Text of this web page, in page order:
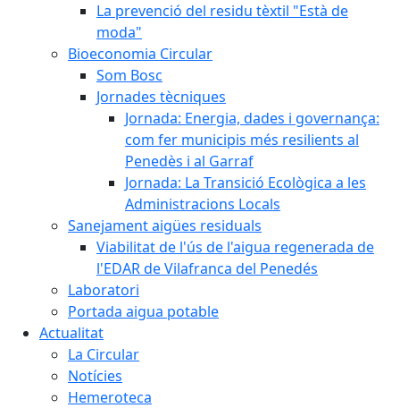
La prevenció del residu tèxtil "Està de
moda"
Bioeconomia Circular
Som Bosc
Jornades tècniques
Jornada: Energia, dades i governança:
com fer municipis més resilients al
Penedès i al Garraf
Jornada: La Transició Ecològica a les
Administracions Locals
Sanejament aigües residuals
Viabilitat de l'ús de l'aigua regenerada de
l'EDAR de Vilafranca del Penedés
Laboratori
Portada aigua potable
Actualitat
La Circular
Notícies
Hemeroteca